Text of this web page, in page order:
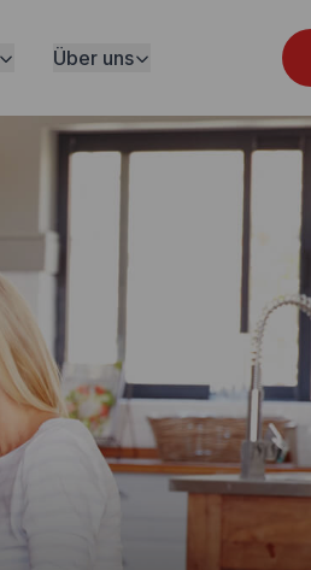
Über uns